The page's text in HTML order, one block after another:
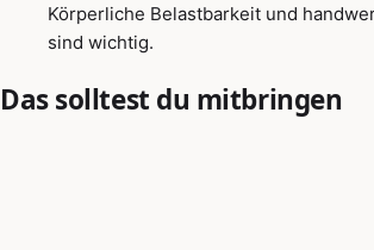
Körperliche Belastbarkeit und
sind wichtig.
Das solltest du mitbringen